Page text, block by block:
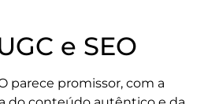
e SEO
parece promissor, com a